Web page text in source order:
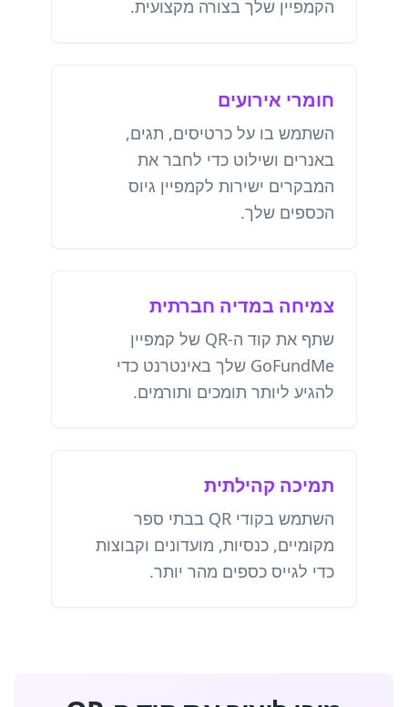
הקמפיין שלך בצורה מקצועית.
חומרי אירועים
השתמש בו על כרטיסים, תגים,
באנרים ושילוט כדי לחבר את
המבקרים ישירות לקמפיין גיוס
הכספים שלך.
צמיחה במדיה חברתית
שתף את קוד ה-QR של קמפיין
GoFundMe שלך באינטרנט כדי
להגיע ליותר תומכים ותורמים.
תמיכה קהילתית
השתמש בקודי QR בבתי ספר
מקומיים, כנסיות, מועדונים וקבוצות
כדי לגייס כספים מהר יותר.